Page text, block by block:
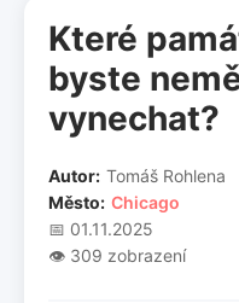
Které
byste
vynechat?
Autor: Tomáš Rohlena
Město: Chicago
📅 01.11.2025
👁️ 309 zobrazení